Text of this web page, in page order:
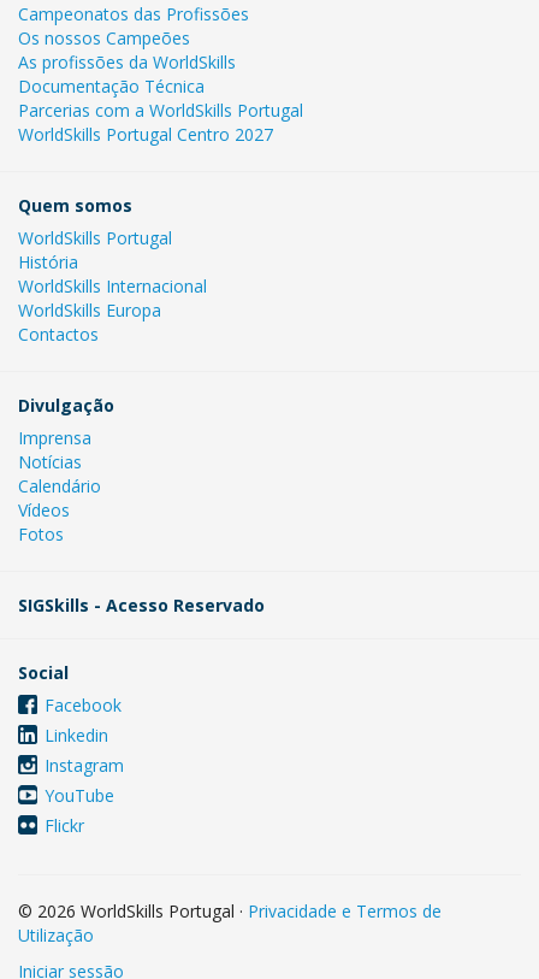
Campeonatos das Profissões
Os nossos Campeões
As profissões da WorldSkills
Documentação Técnica
Parcerias com a WorldSkills Portugal
WorldSkills Portugal Centro 2027
Quem somos
WorldSkills Portugal
História
WorldSkills Internacional
WorldSkills Europa
Contactos
Divulgação
Imprensa
Notícias
Calendário
Vídeos
Fotos
SIGSkills - Acesso Reservado
Social
Facebook
Linkedin
Instagram
YouTube
Flickr
© 2026 WorldSkills Portugal · Privacidade e Termos de
Utilização
Iniciar sessão